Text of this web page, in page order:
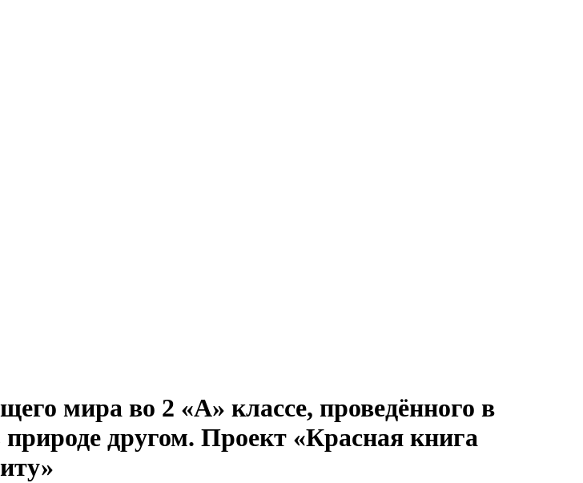
мира во 2 «А» классе, проведённого в
другом. Проект «Красная книга